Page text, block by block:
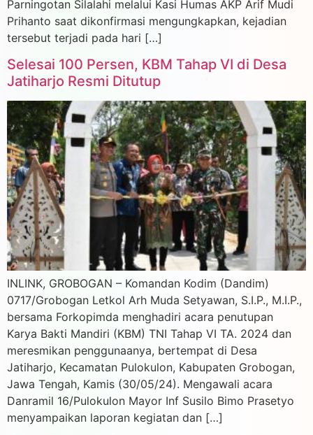
Parningotan Silalahi melalui Kasi Humas AKP Arif Mudi
Prihanto saat dikonfirmasi mengungkapkan, kejadian
tersebut terjadi pada hari […]
Selesai 100 Persen, KBM Tahap VI di Desa
Jatiharjo Resmi Ditutup
INLINK, GROBOGAN – Komandan Kodim (Dandim)
0717/Grobogan Letkol Arh Muda Setyawan, S.I.P., M.I.P.,
bersama Forkopimda menghadiri acara penutupan
Karya Bakti Mandiri (KBM) TNI Tahap VI TA. 2024 dan
meresmikan penggunaanya, bertempat di Desa
Jatiharjo, Kecamatan Pulokulon, Kabupaten Grobogan,
Jawa Tengah, Kamis (30/05/24). Mengawali acara
Danramil 16/Pulokulon Mayor Inf Susilo Bimo Prasetyo
menyampaikan laporan kegiatan dan […]